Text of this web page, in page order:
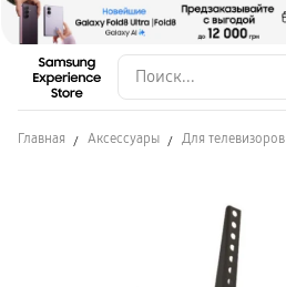
Главная Аксессуары Для телевизоров